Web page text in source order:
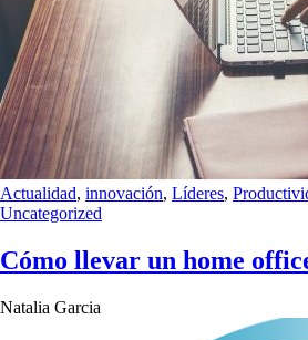
Actualidad, innovación, Líderes,
Uncategorized
Cómo llevar un home
Natalia Garcia